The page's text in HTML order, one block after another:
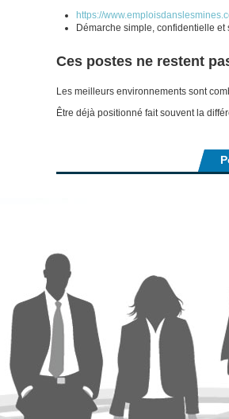
https://
Démarche simple, confidentielle et
Ces postes ne restent
Les meilleurs environnements sont
Être déjà positionné fait souvent la